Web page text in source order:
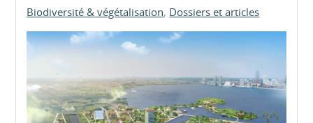
Biodiversité & végétalisation Dossiers et articles